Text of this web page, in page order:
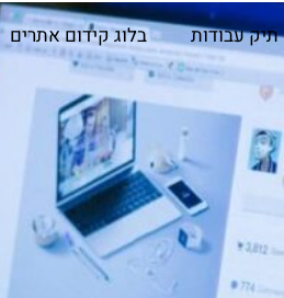
תיק עבודות
בלוג קידום אתרים